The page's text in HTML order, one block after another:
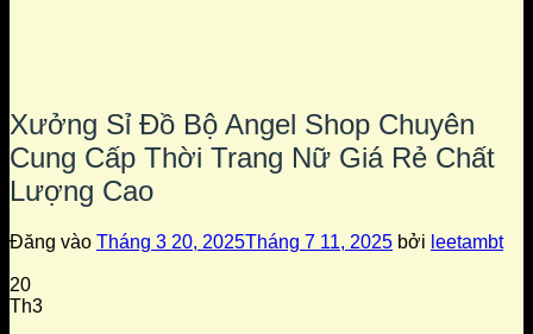
Xưởng Sỉ Đồ Bộ Angel Shop Chuyên
Cung Cấp Thời Trang Nữ Giá Rẻ Chất
Lượng Cao
Đăng vào Tháng 3 20, 2025Tháng 7 11, 2025 bởi leetambt
20
Th3